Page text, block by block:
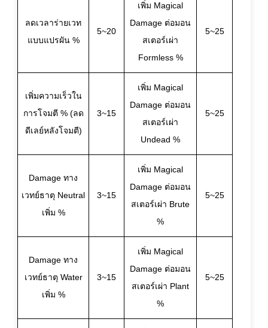
ลดเวลาร่ายเวท
แบบแปรผัน %
5~20
เพิ่ม Magical
Damage ต่อมอน
สเตอร์เผ่า
Formless %
5~25
เพิ่มความเร็วใน
การโจมตี % (ลด
ดีเลย์หลังโจมตี)
3~15
เพิ่ม Magical
Damage ต่อมอน
สเตอร์เผ่า
Undead %
5~25
Damage ทาง
เวทย์ธาตุ Neutral
เพิ่ม %
3~15
เพิ่ม Magical
Damage ต่อมอน
สเตอร์เผ่า Brute
%
5~25
Damage ทาง
เวทย์ธาตุ Water
เพิ่ม %
3~15
เพิ่ม Magical
Damage ต่อมอน
สเตอร์เผ่า Plant
%
5~25